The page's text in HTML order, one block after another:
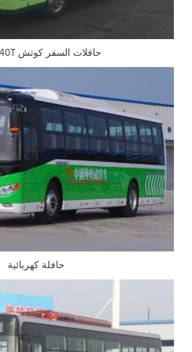
حافلات السفر كوتش LCK6840T
حافلة كهربائية